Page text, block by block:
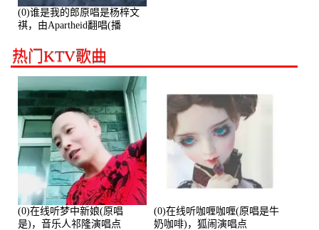
(0)谁是我的郎原唱是杨梓文
祺，由Apartheid翻唱(播
热门KTV歌曲
(0)在线听梦中新娘(原唱
是)，音乐人祁隆演唱点
(0)在线听咖喱咖喱(原唱是牛
奶咖啡)，狐闹演唱点